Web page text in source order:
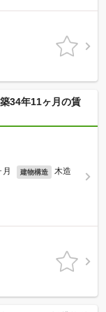
34年11ヶ月の賃
建物構造 木造